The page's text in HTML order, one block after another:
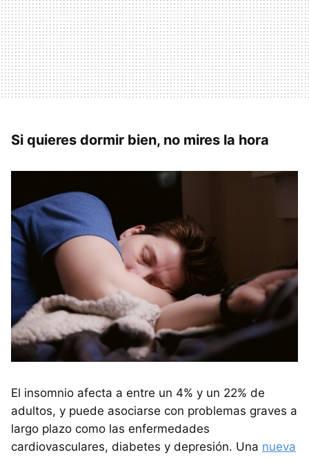
Si quieres dormir bien, no mires la hora
El insomnio afecta a entre un 4% y un 22% de
adultos, y puede asociarse con problemas graves a
largo plazo como las enfermedades
cardiovasculares, diabetes y depresión. Una nueva